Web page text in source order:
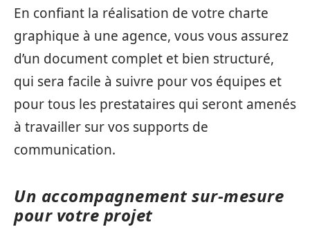
En confiant la réalisation de votre charte
graphique à une agence, vous vous assurez
d’un document complet et bien structuré,
qui sera facile à suivre pour vos équipes et
pour tous les prestataires qui seront amenés
à travailler sur vos supports de
communication.
Un accompagnement sur-mesure
pour votre projet